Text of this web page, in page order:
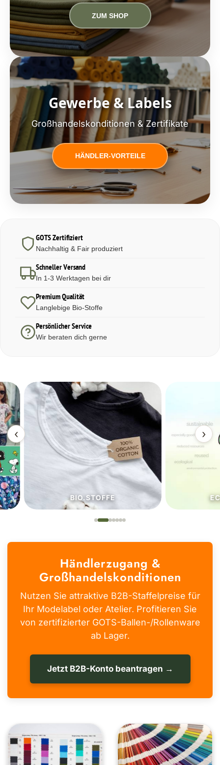
ZUM SHOP
Gewerbe & Labels
Großhandelskonditionen & Zertifikate
HÄNDLER-VORTEILE
GOTS Zertifiziert
Nachhaltig & Fair produziert
Schneller Versand
In 1-3 Werktagen bei dir
Premium Qualität
Langlebige Bio-Stoffe
Persönlicher Service
Wir beraten dich gerne
‹
BIO.STOFFE
›
Händlerzugang &
Großhandelskonditionen
Nutzen Sie attraktive B2B-Staffelpreise für
Ihr Modelabel oder Atelier. Profitieren Sie
von zertifizierter GOTS-Ballen-/Rollenware
ab Lager.
Jetzt B2B-Konto beantragen →